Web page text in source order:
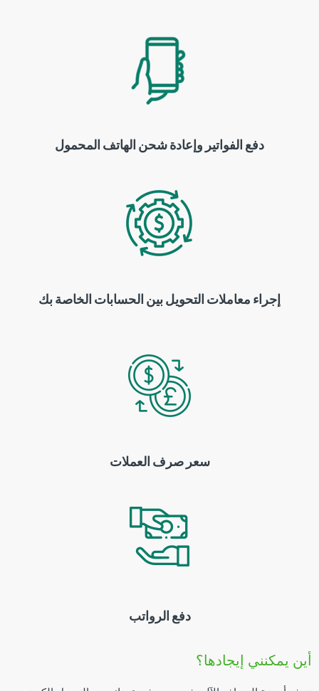
دفع الفواتير وإعادة شحن الهاتف المحمول
إجراء معاملات التحويل بين الحسابات الخاصة بك
سعر صرف العملات
دفع الرواتب
أين يمكنني إيجادها؟